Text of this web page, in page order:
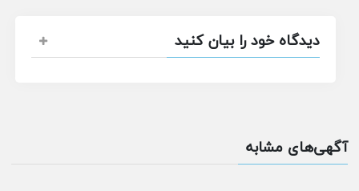
دیدگاه خود را بیان کنید
آگهی‌های مشابه